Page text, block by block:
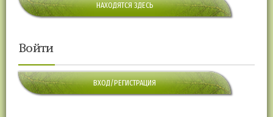
НАХОДЯТСЯ ЗДЕСЬ
Войти
ВХОД/РЕГИСТРАЦИЯ